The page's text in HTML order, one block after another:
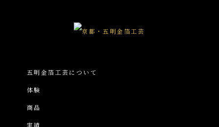
五明金箔工芸について
体験
商品
実績